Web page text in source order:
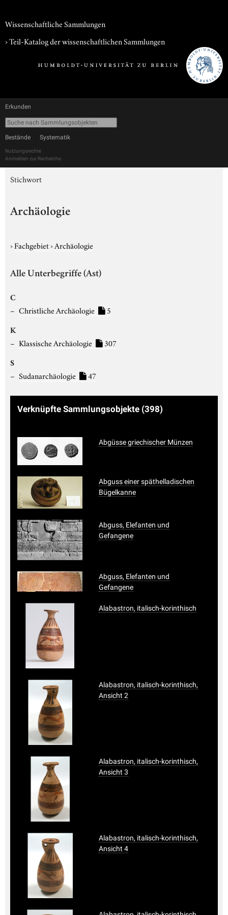
Wissenschaftliche Sammlungen
› Teil-Katalog der wissenschaftlichen Sammlungen
Erkunden
Bestände Systematik
Nutzungsrechte
Anmelden zur Recherche
Stichwort
Archäologie
›Fachgebiet›Archäologie
Alle Unterbegriffe (Ast)
C
Christliche Archäologie 5
K
Klassische Archäologie 307
S
Sudanarchäologie 47
Verknüpfte Sammlungsobjekte (398)
Abgüsse griechischer Münzen
Abguss einer späthelladischen
Bügelkanne
Abguss, Elefanten und
Gefangene
Abguss, Elefanten und
Gefangene
Alabastron, italisch-korinthisch
Alabastron, italisch-korinthisch,
Ansicht 2
Alabastron, italisch-korinthisch,
Ansicht 3
Alabastron, italisch-korinthisch,
Ansicht 4